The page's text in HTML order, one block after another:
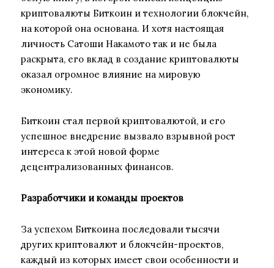
криптовалюты Биткоин и технологии блокчейн,
на которой она основана. И хотя настоящая
личность Сатоши Накамото так и не была
раскрыта, его вклад в создание криптовалюты
оказал огромное влияние на мировую
экономику.
Биткоин стал первой криптовалютой, и его
успешное внедрение вызвало взрывной рост
интереса к этой новой форме
децентрализованных финансов.
Разработчики и команды проектов
За успехом Биткоина последовали тысячи
других криптовалют и блокчейн-проектов,
каждый из которых имеет свои особенности и